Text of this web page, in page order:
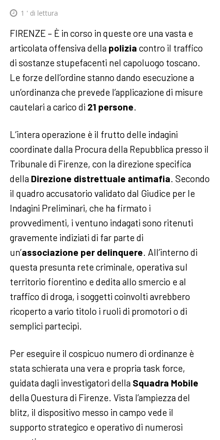
1 ' di lettura
FIRENZE – È in corso in queste ore una vasta e
articolata offensiva della polizia contro il traffico
di sostanze stupefacenti nel capoluogo toscano.
Le forze dell’ordine stanno dando esecuzione a
un’ordinanza che prevede l’applicazione di misure
cautelari a carico di 21 persone.
L’intera operazione è il frutto delle indagini
coordinate dalla Procura della Repubblica presso il
Tribunale di Firenze, con la direzione specifica
della Direzione distrettuale antimafia. Secondo
il quadro accusatorio validato dal Giudice per le
Indagini Preliminari, che ha firmato i
provvedimenti, i ventuno indagati sono ritenuti
gravemente indiziati di far parte di
un’associazione per delinquere. All’interno di
questa presunta rete criminale, operativa sul
territorio fiorentino e dedita allo smercio e al
traffico di droga, i soggetti coinvolti avrebbero
ricoperto a vario titolo i ruoli di promotori o di
semplici partecipi.
Per eseguire il cospicuo numero di ordinanze è
stata schierata una vera e propria task force,
guidata dagli investigatori della Squadra Mobile
della Questura di Firenze. Vista l’ampiezza del
blitz, il dispositivo messo in campo vede il
supporto strategico e operativo di numerosi